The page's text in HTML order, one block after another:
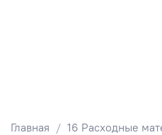
Главная
16 Расходные